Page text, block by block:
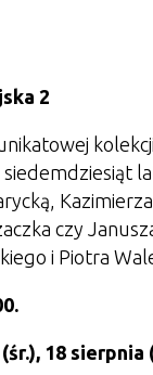
2
czy
i Piotra
18 sierpnia